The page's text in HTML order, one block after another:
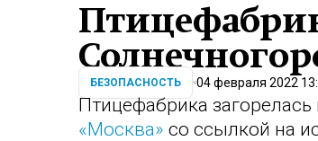
БЕЗОПАСНОСТЬ 04 февраля 2022
Птицефабрика
«Москва» со ссылкой на